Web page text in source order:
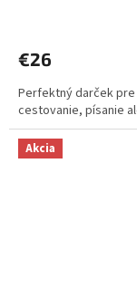
€26
Perfektný darček
cestovanie, písanie
Akcia